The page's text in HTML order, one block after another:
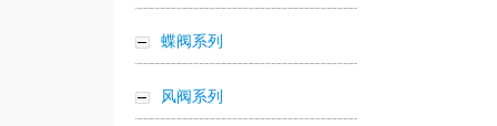
蝶阀系列
风阀系列